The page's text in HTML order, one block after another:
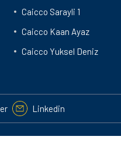
Caicco Sarayli 1
Caicco Kaan Ayaz
Caicco Yuksel Deniz
Linkedin